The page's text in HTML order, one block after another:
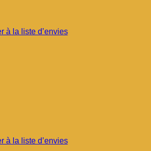
à la liste d’envies
à la liste d’envies